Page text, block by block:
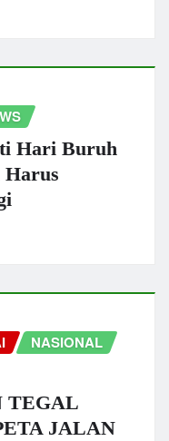
Hari Buruh
Harus
NASIONAL
TEGAL
JALAN